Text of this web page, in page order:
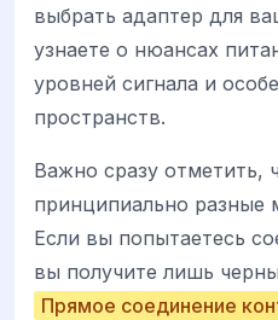
выбрать адаптер для
узнаете о нюансах
уровней сигнала и
пространств.
Важно сразу отметить,
принципиально разные
Если вы попытаетесь
вы получите лишь
Прямое соединение